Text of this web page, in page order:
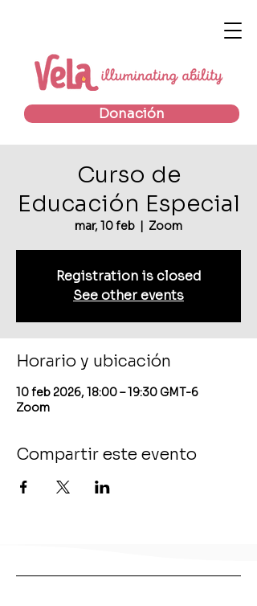
Donación
Curso de
Educación Especial
mar, 10 feb
  |
Zoom
Registration is closed
See other events
Horario y ubicación
10 feb 2026, 18:00 – 19:30 GMT-6
Zoom
Compartir este evento